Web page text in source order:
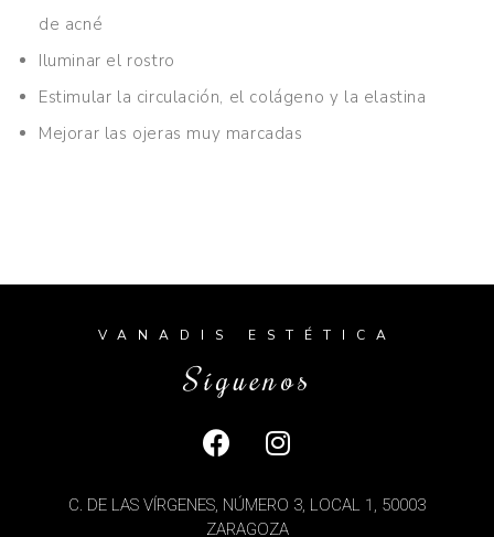
de acné
Iluminar el rostro
Estimular la circulación, el colágeno y la elastina
Mejorar las ojeras muy marcadas
VANADIS ESTÉTICA
Síguenos
C. DE LAS VÍRGENES, NÚMERO 3, LOCAL 1, 50003
ZARAGOZA